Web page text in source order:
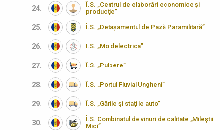
24.
Î.S. „Centrul de elaborări economice şi
producţie”
25. Î.S. „Detașamentul de Pază Paramilitară”
26. Î.S. „Moldelectrica”
27. Î.S. „Pulbere”
28. Î.S. „Portul Fluvial Ungheni”
29. Î.S. „Gările şi staţiile auto”
30.
Î.S. Combinatul de vinuri de calitate „Mileştii
Mici”